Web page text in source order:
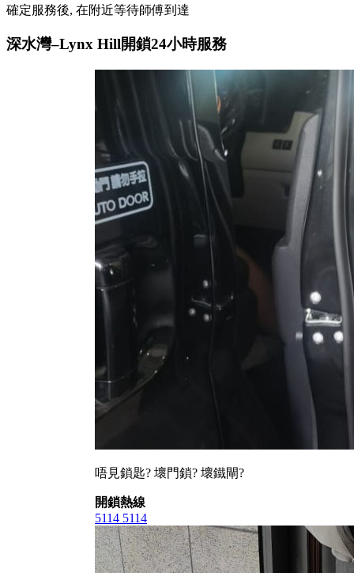
確定服務後, 在附近等待師傅到達
深水灣–Lynx Hill開鎖24小時服務
唔見鎖匙? 壞門鎖? 壞鐵閘?
開鎖熱線
5114 5114